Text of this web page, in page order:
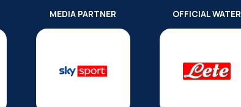
MEDIA PARTNER OFFICIAL WATER